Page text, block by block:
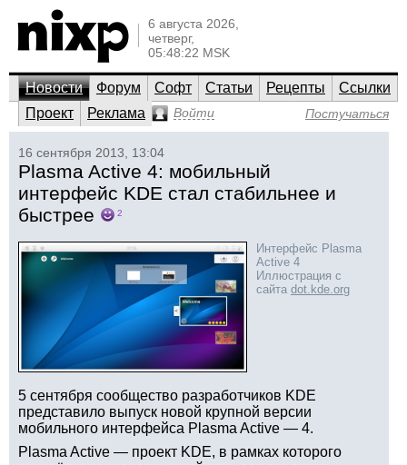
6 августа 2026,
четверг,
05:48:22 MSK
Новости Форум Софт Статьи Рецепты
Ссылки
Проект
Реклама Войти Постучаться
16 сентября 2013, 13:04
Plasma Active 4: мобильный
интерфейс KDE стал стабильнее и
быстрее
2
Интерфейс Plasma
Active 4
Иллюстрация с
сайта dot.kde.org
5 сентября сообщество разработчиков KDE
представило выпуск новой крупной версии
мобильного интерфейса Plasma Active — 4.
Plasma Active — проект KDE, в рамках которого